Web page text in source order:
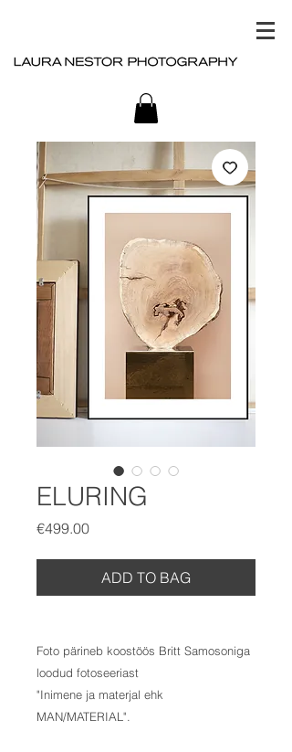
ELURING
€499.00Price
ADD TO BAG
Foto pärineb koostöös Britt Samosoniga
loodud fotoseeriast
"Inimene ja materjal ehk
MAN/MATERIAL".